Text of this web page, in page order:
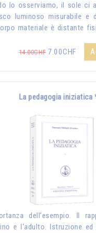
lo osserviamo, il sole ci
luminoso misurabile e
materiale è distante
14.00CHF7.00CHF
La pedagogia iniziatica
dell’esempio. Il
e l'adulto. Istruzione ed